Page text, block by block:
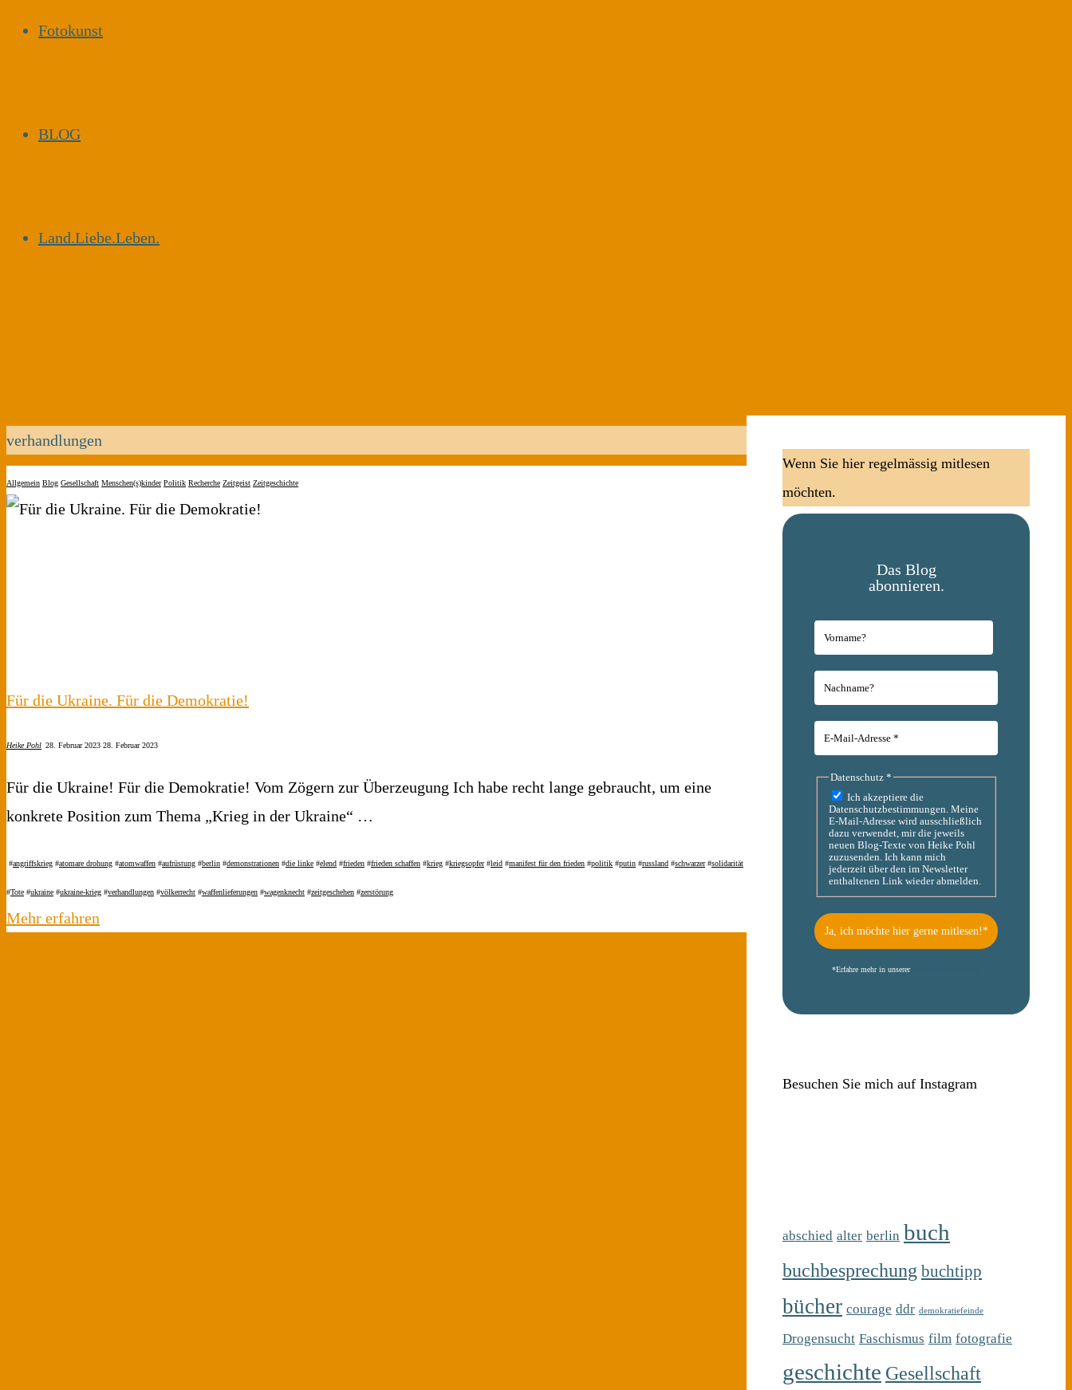
Fotokunst
BLOG
Land.Liebe.Leben.
verhandlungen
Allgemein Blog Gesellschaft Menschen(s)kinder Politik Recherche Zeitgeist Zeitgeschichte
Für die Ukraine. Für die Demokratie!
Heike Pohl 28. Februar 2023 28. Februar 2023
Für die Ukraine! Für die Demokratie! Vom Zögern zur Überzeugung Ich habe recht lange gebraucht, um eine
konkrete Position zum Thema „Krieg in der Ukraine“ …
#angriffskrieg #atomare drohung #atomwaffen #aufrüstung #berlin #demonstrationen #die linke #elend #frieden #frieden schaffen #krieg #kriegsopfer #leid #manifest für den frieden #politik #putin #russland #schwarzer #solidarität
#Tote #ukraine #ukraine-krieg #verhandlungen #völkerrecht #waffenlieferungen #wagenknecht #zeitgeschehen #zerstörung
Mehr erfahren
Wenn Sie hier regelmässig mitlesen
möchten.
Das Blog
abonnieren.
Datenschutz *
Ich akzeptiere die
Datenschutzbestimmungen. Meine
E-Mail-Adresse wird ausschließlich
dazu verwendet, mir die jeweils
neuen Blog-Texte von Heike Pohl
zuzusenden. Ich kann mich
jederzeit über den im Newsletter
enthaltenen Link wieder abmelden.
*Erfahre mehr in unserer
Besuchen Sie mich auf Instagram
abschied alter berlin buch
buchbesprechung buchtipp
bücher courage ddr demokratiefeinde
Drogensucht Faschismus film fotografie
geschichte Gesellschaft